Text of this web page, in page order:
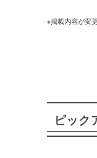
※掲載内容が変
ピック